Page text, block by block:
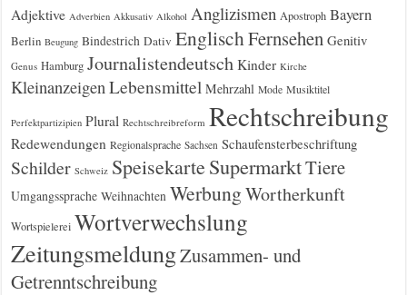
Adjektive Adverbien Akkusativ Alkohol Anglizismen Apostroph Bayern
Berlin Beugung Bindestrich Dativ EnglischFernsehen Genitiv
Genus Hamburg Journalistendeutsch Kinder Kirche
Kleinanzeigen Lebensmittel Mehrzahl Mode Musiktitel
Perfektpartizipien Plural Rechtschreibreform Rechtschreibung
Redewendungen Regionalsprache Sachsen Schaufensterbeschriftung
Schilder Schweiz Speisekarte SupermarktTiere
Umgangssprache Weihnachten WerbungWortherkunft
Wortspielerei Wortverwechslung
ZeitungsmeldungZusammen- und
Getrenntschreibung